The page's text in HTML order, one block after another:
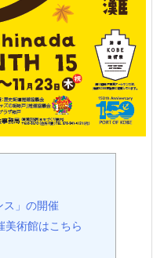
ス」の開催
美術館はこちら